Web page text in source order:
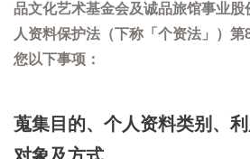
品文化艺术基金会及诚品旅馆事业
人资料保护法（下称「个资法」）
您以下事项：
蒐集目的、个人资料类别、利